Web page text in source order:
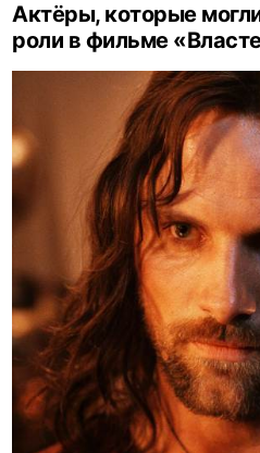
Актёры, которые
роли в фильме